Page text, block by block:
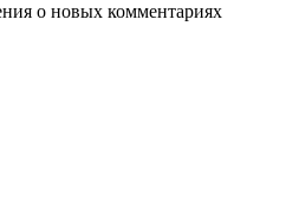
о новых комментариях